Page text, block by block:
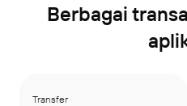
Berbagai
Transfer